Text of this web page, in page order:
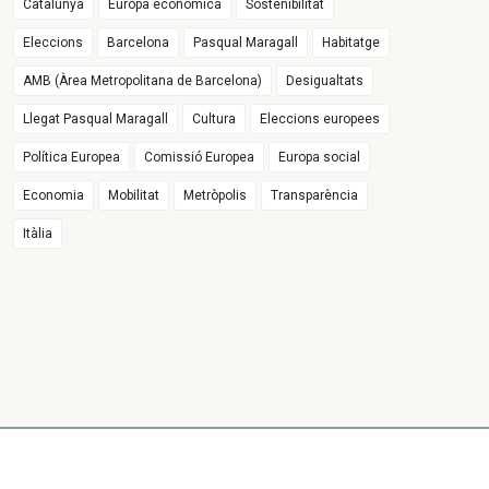
Catalunya Europa econòmica Sostenibilitat
Eleccions Barcelona Pasqual Maragall Habitatge
AMB (Àrea Metropolitana de Barcelona) Desigualtats
Llegat Pasqual Maragall Cultura Eleccions europees
Política Europea Comissió Europea Europa social
Economia Mobilitat Metròpolis Transparència
Itàlia